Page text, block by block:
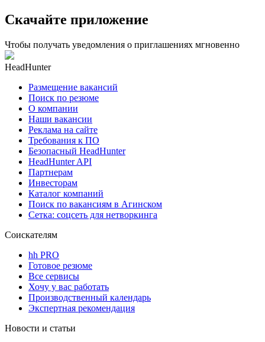
Скачайте приложение
Чтобы получать уведомления о приглашениях мгновенно
HeadHunter
Размещение вакансий
Поиск по резюме
О компании
Наши вакансии
Реклама на сайте
Требования к ПО
Безопасный HeadHunter
HeadHunter API
Партнерам
Инвесторам
Каталог компаний
Поиск по вакансиям в Агинском
Сетка: соцсеть для нетворкинга
Соискателям
hh PRO
Готовое резюме
Все сервисы
Хочу у вас работать
Производственный календарь
Экспертная рекомендация
Новости и статьи